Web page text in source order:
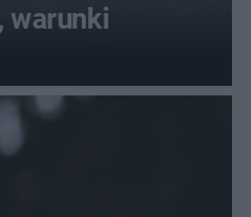
warunki